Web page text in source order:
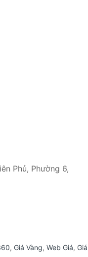
Phủ, Phường 6,
, Giá Vàng, Web Giá, Giá